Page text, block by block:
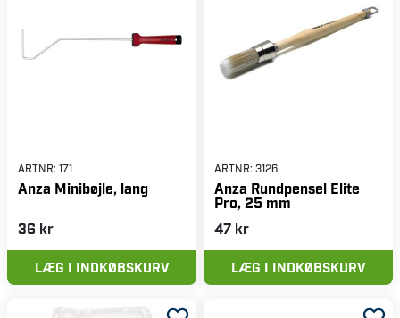
ARTNR: 171
Anza Minibøjle, lang
36 kr
LÆG I INDKØBSKURV
ARTNR: 3126
Anza Rundpensel Elite
Pro, 25 mm
47 kr
LÆG I INDKØBSKURV